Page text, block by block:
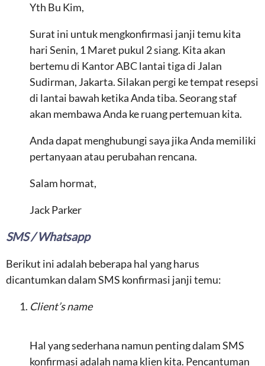
Yth Bu Kim,
Surat ini untuk mengkonfirmasi janji temu kita
hari Senin, 1 Maret pukul 2 siang. Kita akan
bertemu di Kantor ABC lantai tiga di Jalan
Sudirman, Jakarta. Silakan pergi ke tempat resepsi
di lantai bawah ketika Anda tiba. Seorang staf
akan membawa Anda ke ruang pertemuan kita.
Anda dapat menghubungi saya jika Anda memiliki
pertanyaan atau perubahan rencana.
Salam hormat,
Jack Parker
SMS / Whatsapp
Berikut ini adalah beberapa hal yang harus
dicantumkan dalam SMS konfirmasi janji temu:
Client’s name
Hal yang sederhana namun penting dalam SMS
konfirmasi adalah nama klien kita. Pencantuman